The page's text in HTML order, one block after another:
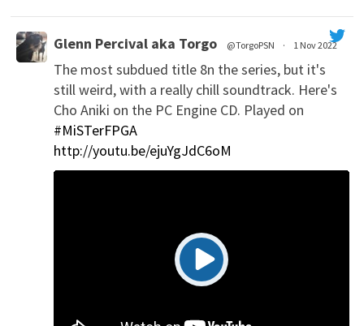
Glenn Percival aka Torgo @TorgoPSN · 1 Nov 2022
The most subdued title 8n the series, but it's
still weird, with a really chill soundtrack. Here's
Cho Aniki on the PC Engine CD. Played on
#MiSTerFPGA
http://youtu.be/ejuYgJdC6oM